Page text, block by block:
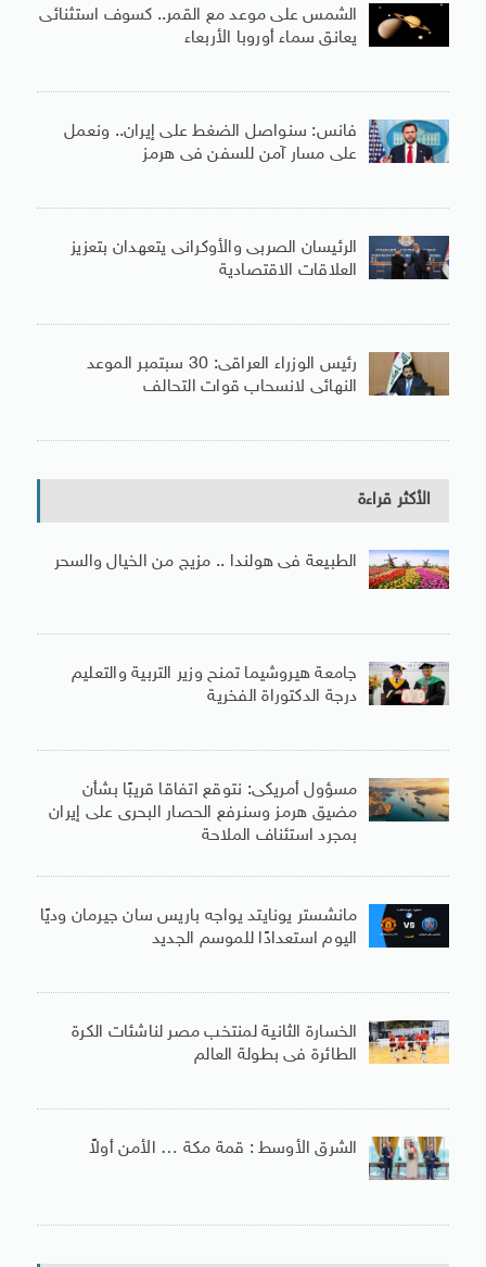
الشمس على موعد مع القمر.. كسوف استثنائى
يعانق سماء أوروبا الأربعاء
فانس: سنواصل الضغط على إيران.. ونعمل
على مسار آمن للسفن فى هرمز
الرئيسان الصربى والأوكرانى يتعهدان بتعزيز
العلاقات الاقتصادية
رئيس الوزراء العراقى: 30 سبتمبر الموعد
النهائى لانسحاب قوات التحالف
الأكثر قراءة
الطبيعة فى هولندا .. مزيج من الخيال والسحر
جامعة هيروشيما تمنح وزير التربية والتعليم
درجة الدكتوراة الفخرية
مسؤول أمريكى: نتوقع اتفاقا قريبًا بشأن
مضيق هرمز وسنرفع الحصار البحرى على إيران
بمجرد استئناف الملاحة
مانشستر يونايتد يواجه باريس سان جيرمان وديًا
اليوم استعدادًا للموسم الجديد
الخسارة الثانية لمنتخب مصر لناشئات الكرة
الطائرة فى بطولة العالم
الشرق الأوسط : قمة مكة … الأمن أولاً